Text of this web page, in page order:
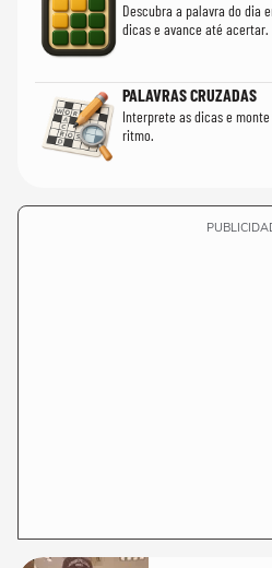
Descubra a palavra do dia
dicas e avance até acertar.
PALAVRAS CRUZADAS
Interprete as dicas e
ritmo.